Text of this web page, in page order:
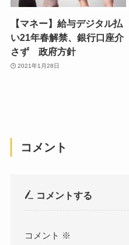
【マネー】給与デジタル払
い21年春解禁、銀行口座介
さず 政府方針
2021年1月28日
コメント
コメントする
コメント ※